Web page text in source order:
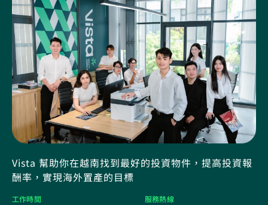
Vista 幫助你在越南找到最好的投資物件，提高投資報
酬率，實現海外置產的目標
工作時間 服務熱線